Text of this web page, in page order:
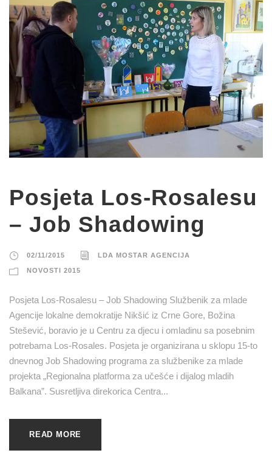
Posjeta Los-Rosalesu
– Job Shadowing
02/11/2015 LDA MOSTAR AGENCIJA
NOVOSTI 2015
Posjeta Los-Rosalesu – Job Shadowing Službenik za mlade
Agencije lokalne demokratije Nikšić iz Crne Gore, Božina
Stešević, boravio je u Centru za djecu i omladinu sa posebnim
potrebama Los-Rosales. Posjeta je organizirana u sklopu 15-to
dnevnog Job Shadowing programa za službenike za mlade
projekta „Regionalna platforma za učešće i dijalog mladih
Balkana”. Susretljiva direkorica Centra...
READ MORE